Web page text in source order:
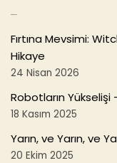
Fırtına Mevsimi:
Hikaye
24 Nisan 2026
Robotların Yükselişi
18 Kasım 2025
Yarın, ve Yarın, ve
20 Ekim 2025